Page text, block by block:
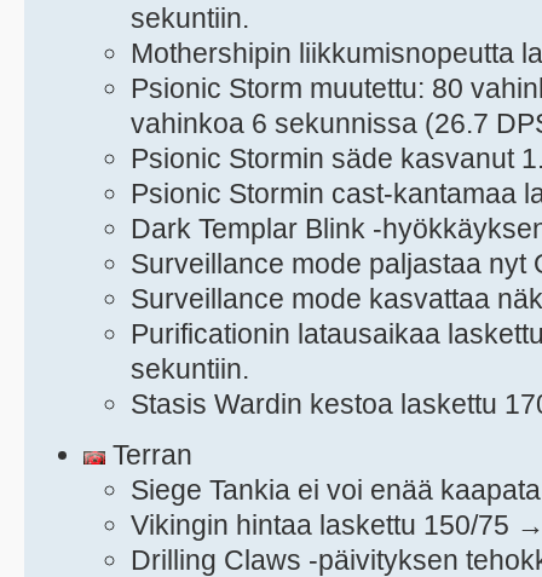
sekuntiin.
Mothershipin liikkumisnopeutta
Psionic Storm muutettu: 80
vahinkoa 6 sekunnissa (26.7
Psionic Stormin säde kasvanut
Psionic Stormin cast-kantamaa
Dark Templar Blink -
Surveillance mode paljastaa nyt
Surveillance mode kasvattaa
Purificationin latausaikaa
sekuntiin.
Stasis Wardin kestoa laskettu
Terran
Siege Tankia ei voi enää
Vikingin hintaa laskettu 150/75
Drilling Claws -päivityksen